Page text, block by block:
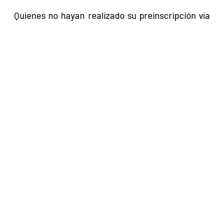
Quienes no hayan realizado su preinscripción vía